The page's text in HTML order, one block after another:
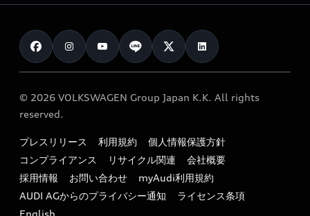
カタログ一覧
メンテナンス
車検 / 定期点検
e-tronアフターサポート
myAudi
クオリティ
保証
メンテナンス
ファイナンス
キャンペーン / イベント
買取査定
お知らせ
オーナー様向けキャンペーン
特定整備適用車一覧
リサイクル法
よくある質問（FAQ）
© 2026 VOLKSWAGEN Group Japan K.K. All rights
reserved.
プレスリリース 利用規約
個人情報保護方針
コンプライアンス
リサイクル関連
会社概要
採用情報
お問い合わせ
myAudi利用規約
AUDI AGからのプライバシー通知
ライセンス条項
English